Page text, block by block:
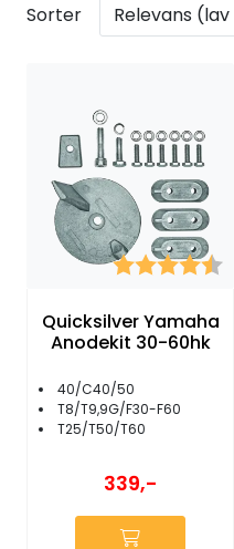
Sorter
Karakter:
Quicksilver Yamaha
Anodekit 30-60hk
40/C40/50
T8/T9,9G/F30-F60
T25/T50/T60
339,-
Fortøyning
Båtpleie/Opplag
Seil